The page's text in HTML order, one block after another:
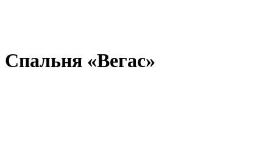
Спальня «Вегас»